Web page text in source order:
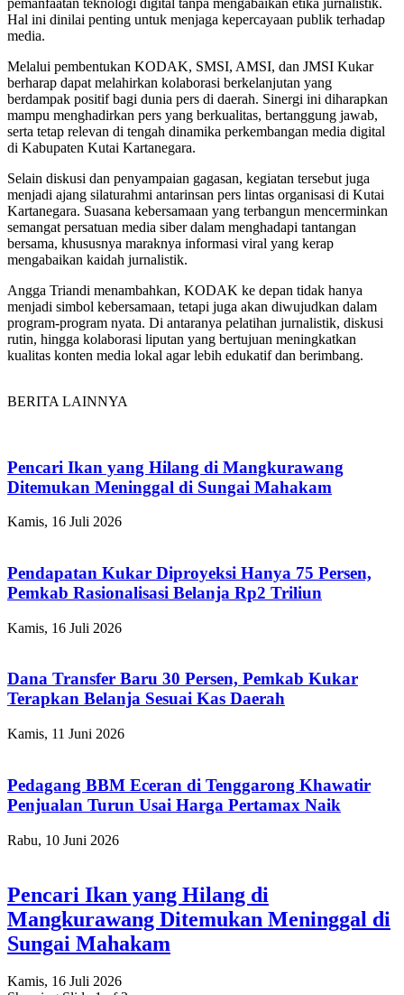
Hal ini dinilai penting untuk menjaga kepercayaan publik terhadap
media.
Melalui pembentukan KODAK, SMSI, AMSI, dan JMSI Kukar
berharap dapat melahirkan kolaborasi berkelanjutan yang
berdampak positif bagi dunia pers di daerah. Sinergi ini diharapkan
mampu menghadirkan pers yang berkualitas, bertanggung jawab,
serta tetap relevan di tengah dinamika perkembangan media digital
di Kabupaten Kutai Kartanegara.
Selain diskusi dan penyampaian gagasan, kegiatan tersebut juga
menjadi ajang silaturahmi antarinsan pers lintas organisasi di Kutai
Kartanegara. Suasana kebersamaan yang terbangun mencerminkan
semangat persatuan media siber dalam menghadapi tantangan
bersama, khususnya maraknya informasi viral yang kerap
mengabaikan kaidah jurnalistik.
Angga Triandi menambahkan, KODAK ke depan tidak hanya
menjadi simbol kebersamaan, tetapi juga akan diwujudkan dalam
program-program nyata. Di antaranya pelatihan jurnalistik, diskusi
rutin, hingga kolaborasi liputan yang bertujuan meningkatkan
kualitas konten media lokal agar lebih edukatif dan berimbang.
BERITA LAINNYA
Pencari Ikan yang Hilang di Mangkurawang
Ditemukan Meninggal di Sungai Mahakam
Kamis, 16 Juli 2026
Pendapatan Kukar Diproyeksi Hanya 75 Persen,
Pemkab Rasionalisasi Belanja Rp2 Triliun
Kamis, 16 Juli 2026
Dana Transfer Baru 30 Persen, Pemkab Kukar
Terapkan Belanja Sesuai Kas Daerah
Kamis, 11 Juni 2026
Pedagang BBM Eceran di Tenggarong Khawatir
Penjualan Turun Usai Harga Pertamax Naik
Rabu, 10 Juni 2026
Pencari Ikan yang Hilang di
Mangkurawang Ditemukan Meninggal di
Sungai Mahakam
Kamis, 16 Juli 2026